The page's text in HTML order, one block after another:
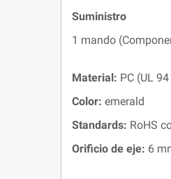
Suministro
1 mando
Material: PC (UL
Color: emerald
Standards: RoHS
Orificio de eje: 6